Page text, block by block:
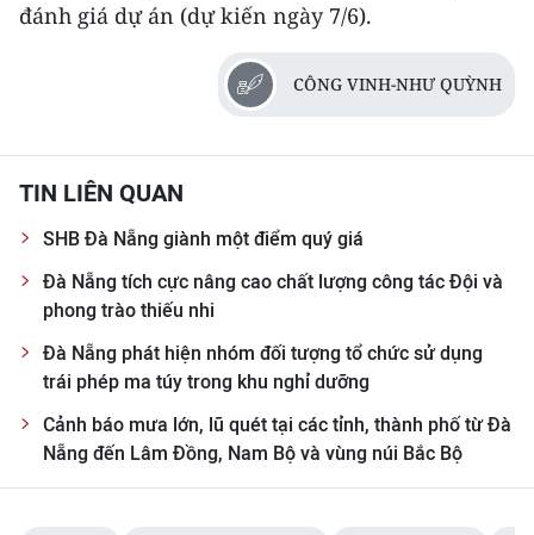
đánh giá dự án (dự kiến ngày 7/6).
CÔNG VINH-NHƯ QUỲNH
TIN LIÊN QUAN
SHB Đà Nẵng giành một điểm quý giá
Đà Nẵng tích cực nâng cao chất lượng công tác Đội và
phong trào thiếu nhi
Đà Nẵng phát hiện nhóm đối tượng tổ chức sử dụng
trái phép ma túy trong khu nghỉ dưỡng
Cảnh báo mưa lớn, lũ quét tại các tỉnh, thành phố từ Đà
Nẵng đến Lâm Đồng, Nam Bộ và vùng núi Bắc Bộ